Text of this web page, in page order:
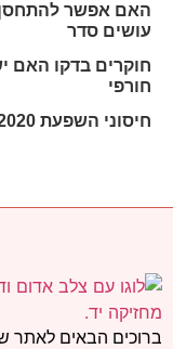
האם אפשר להתחסן
עושים סדר
חוקרים בדקו האם
חורפי
חיסוני השפעת 2020 ידחו בשל הקורונה והביקוש הרב
ברוכים הבאים לאתר